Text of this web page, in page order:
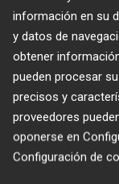
de gol",
un nivel de
y generamos
que el
suyos ("No
manchego
información en su
y datos de
obtener
pueden procesar
precisos y
proveedores
oponerse en
Configuración de